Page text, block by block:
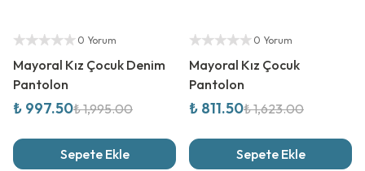
Yetkili Satıcı
0 Yorum
Mayoral Kız Çocuk Denim
Pantolon
₺ 997.50₺ 1,995.00
Sepete Ekle
Yetkili Satıcı
0 Yorum
Mayoral Kız Çocuk
Pantolon
₺ 811.50₺ 1,623.00
Sepete Ekle